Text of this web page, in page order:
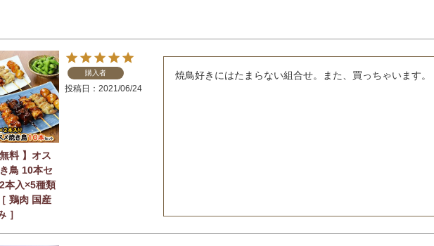
無料 】オス
鳥 10本セ
本入×5種類
鶏肉 国産
］
購入者
投稿日 2021/06/24
焼鳥好きにはたまらない組合せ。また、買っちゃいます。